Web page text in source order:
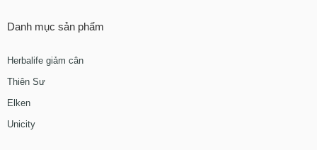
Danh mục sản phẩm
Herbalife giảm cân
Thiên Sư
Elken
Unicity